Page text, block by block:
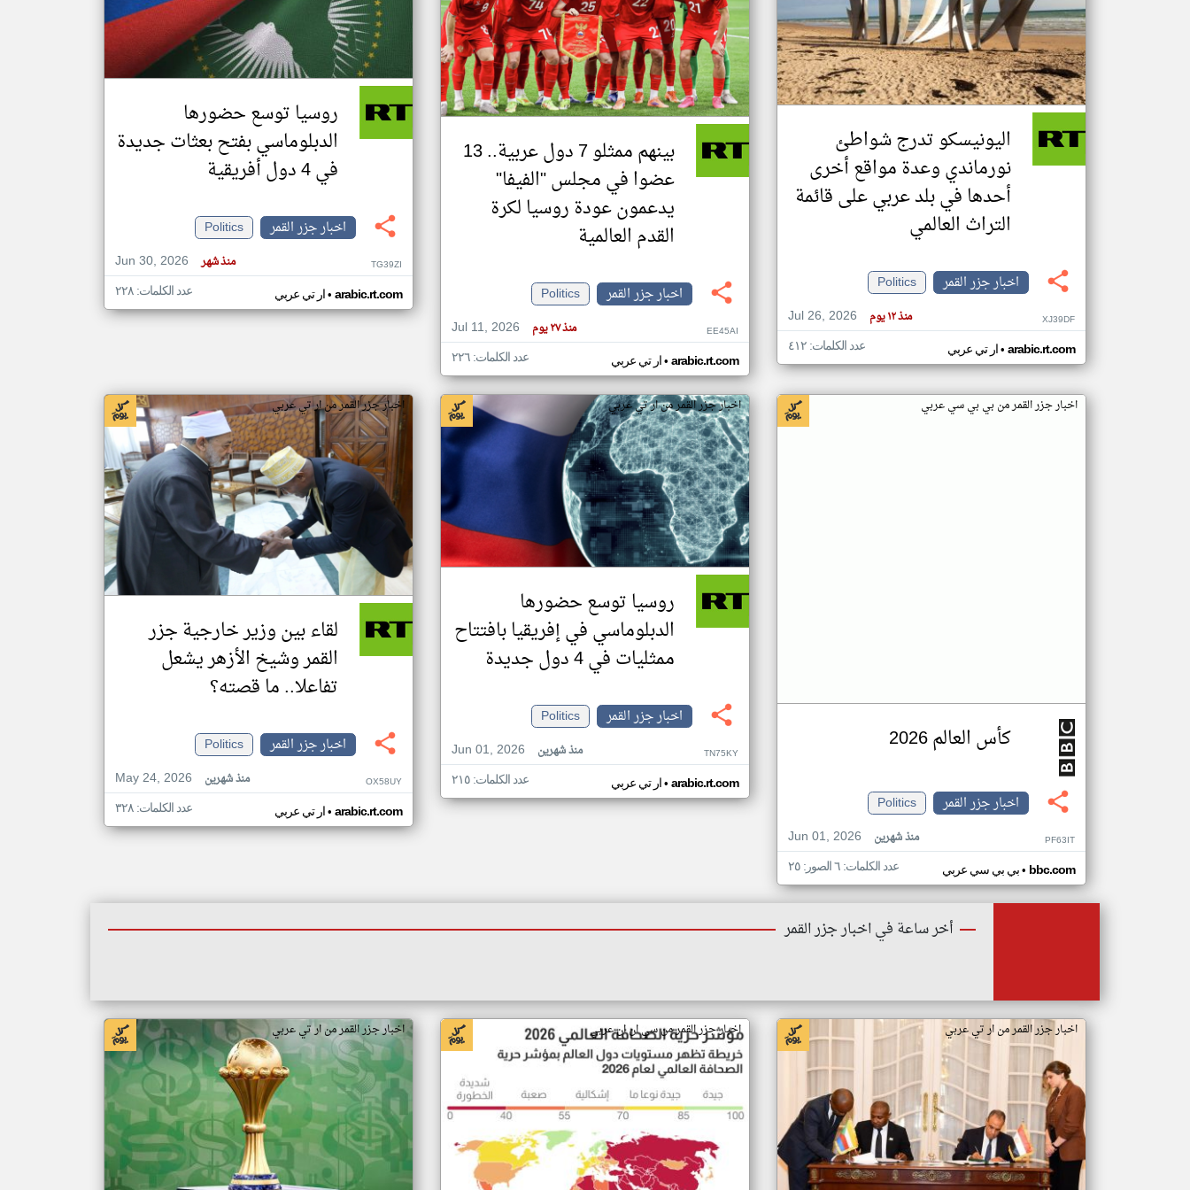
تغيير الدولة
اخبار جزر القمر على مدار الساعة
أهم اخبار جزر القمر العاجلة والمباشرة
اليونيسكو تدرج شواطئ
نورماندي وعدة مواقع أخرى
أحدها في بلد عربي على قائمة
التراث العالمي
اخبار جزر القمر
Politics
Jul 26, 2026
منذ ١٢ يوم XJ39DF
ار تي عربي• arabic.rt.com عدد الكلمات: ٤١٢
بينهم ممثلو 7 دول عربية.. 13
عضوا في مجلس "الفيفا"
يدعمون عودة روسيا لكرة
القدم العالمية
اخبار جزر القمر
Politics
Jul 11, 2026
منذ ٢٧ يوم EE45AI
ار تي عربي• arabic.rt.com عدد الكلمات: ٢٢٦
روسيا توسع حضورها
الدبلوماسي بفتح بعثات جديدة
في 4 دول أفريقية
اخبار جزر القمر
Politics
Jun 30, 2026
منذ شهر TG39ZI
ار تي عربي• arabic.rt.com عدد الكلمات: ٢٢٨
اخبار جزر القمر من بي بي سي عربي
كأس العالم 2026
اخبار جزر القمر
Politics
Jun 01, 2026
منذ شهرين PF63IT
بي بي سي عربي• bbc.com عدد الكلمات: ٦ الصور: ٢٥
اخبار جزر القمر من ار تي عربي
روسيا توسع حضورها
الدبلوماسي في إفريقيا بافتتاح
ممثليات في 4 دول جديدة
اخبار جزر القمر
Politics
Jun 01, 2026
منذ شهرين TN75KY
ار تي عربي• arabic.rt.com عدد الكلمات: ٢١٥
اخبار جزر القمر من ار تي عربي
لقاء بين وزير خارجية جزر
القمر وشيخ الأزهر يشعل
تفاعلا.. ما قصته؟
اخبار جزر القمر
Politics
May 24, 2026
منذ شهرين OX58UY
ار تي عربي• arabic.rt.com عدد الكلمات: ٣٢٨
أخر ساعة في اخبار جزر القمر
اخبار جزر القمر من ار تي عربي اخبار جزر القمر من سي ان ان عربي اخبار جزر القمر من ار تي عربي
klyoum.com